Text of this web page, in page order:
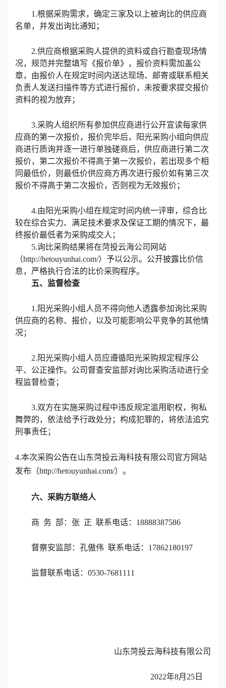
1.根据采购需求，确定三家及以上被询比的供应商
名单，并发出询比通知；
2.供应商根据采购人提供的资料或自行勘查现场情
况，规范并完整填写《报价单》，报价资料需加盖公
章，由报价人在规定时间内送达现场、邮寄或联系相关
负责人发送扫描件等方式进行报价，未按要求提交报价
资料的视为放弃；
3.采购人组织所有参加供应商进行公开宣读每家供
应商的第一次报价， 报价完毕后， 阳光采购小组向供应
商进行质询并逐一进行单独磋商后， 供应商进行第二次
报价， 第二次报价不得高于第一次报价， 若出现多个相
同最低价，则最低价供应商方再次进行报价如有第三次
报价不得高于第二次报价，否则视为无效报价；
4.由阳光采购小组在规定时间内统一评审，综合比
较在综合实力、满足技术要求及保证工期的情况下， 最
终报价最低者为采购成交人 ；
5.询比采购结果将在菏投云海公司网站
（http://hetouyunhai.com/）予以公示。公开披露比价信
息，严格执行合法的比价采购程序。
五、监督检查
1.阳光采购小组人员不得向他人透露参加询比采购
供应商的名称、报价，以及可能影响公平竞争的其他情
况；
2.阳光采购小组人员应遵循阳光采购规定程序公
平、公正操作。公司督查安监部对询比采购活动进行全
程监督检查；
3.双方在实施采购过程中违反规定滥用职权，徇私
舞弊的，依法给予行政处分；构成犯罪的，将依法追究
刑事责任；
4.本次采购公告在山东菏投云海科技有限公司官方网站
发布 （http://hetouyunhai.com/）。
六、采购方联络人
商 务 部：张 正 联系电话： 18888387586
督察安监部：孔傲伟 联系电话： 17862180197
监督联系电话： 0530-7681111
山东菏投云海科技有限公司
2022年8月 25 日